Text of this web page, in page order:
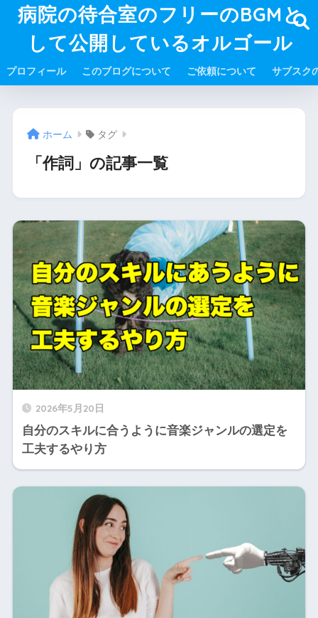
病院の待合室のフリーのBGMと
して公開しているオルゴール
プロフィール このブログについて ご依頼について サブスク
ホーム タグ
「作詞」の記事一覧
2026年5月20日
自分のスキルに合うように音楽ジャンルの選定を
工夫するやり方